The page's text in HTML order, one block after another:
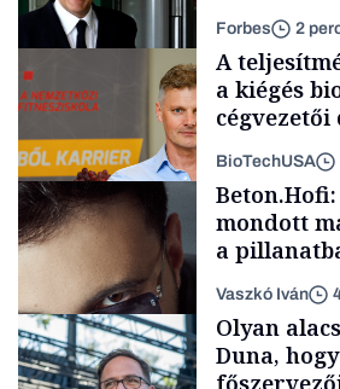
Politika
Forbes 2
Content Lab HUB
A
a kiégés
BioTechUSA
mondott
a
kimondani
Vaszkó Iván
Olyan
Duna,